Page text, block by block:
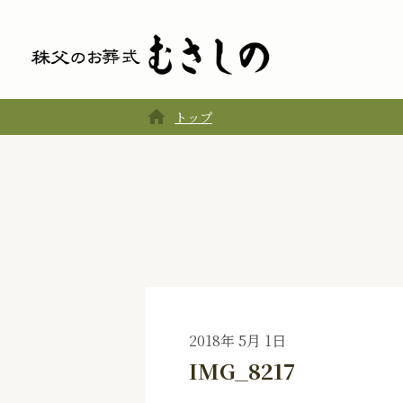
home トップ
2018年 5月 1日
IMG_8217